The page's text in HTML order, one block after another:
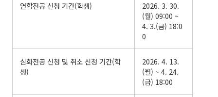
연합전공 신청 기간(학생)
2026. 3. 30.
(월) 09:00 ~
4. 3.(금) 18:0
0
심화전공 신청 및 취소 신청 기간(학
생)
2026. 4. 13.
(월) ~ 4. 24.
(금) 18:00